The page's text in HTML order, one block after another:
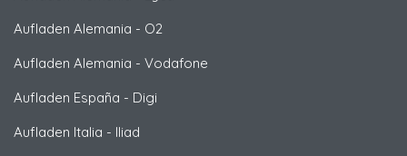
Aufladen Alemania - O2
Aufladen Alemania - Vodafone
Aufladen España - Digi
Aufladen Italia - Iliad